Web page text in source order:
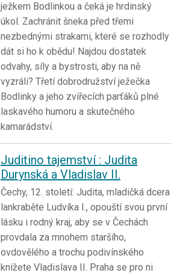
ježkem Bodlinkou a čeká je hrdinský
úkol. Zachránit šneka před třemi
nezbednými strakami, které se rozhodly
dát si ho k obědu! Najdou dostatek
odvahy, síly a bystrosti, aby na ně
vyzráli? Třetí dobrodružství ježečka
Bodlinky a jeho zvířecích parťáků plné
laskavého humoru a skutečného
kamarádství.
Juditino tajemství : Judita
Durynská a Vladislav II.
Čechy, 12. století: Judita, mladičká dcera
lankraběte Ludvíka I., opouští svou první
lásku i rodný kraj, aby se v Čechách
provdala za mnohem staršího,
ovdovělého a trochu podivínského
knížete Vladislava II. Praha se pro ni